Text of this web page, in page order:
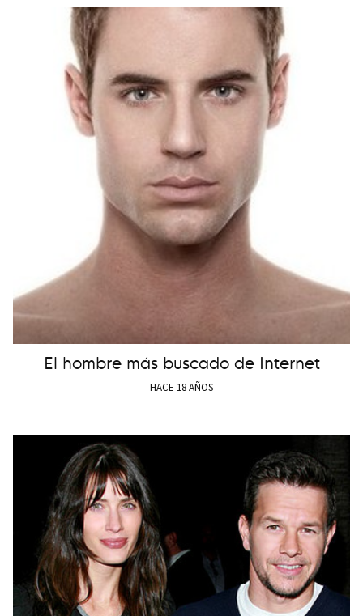
El hombre más buscado de Internet
HACE 18 AÑOS